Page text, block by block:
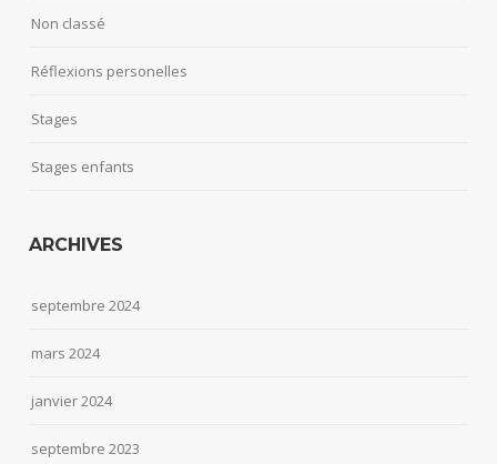
Non classé
Réflexions personelles
Stages
Stages enfants
ARCHIVES
septembre 2024
mars 2024
janvier 2024
septembre 2023